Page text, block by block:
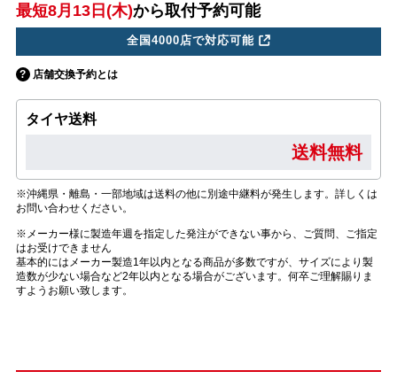
最短8月13日(木)から取付予約可能
全国4000店で対応可能
店舗交換予約とは
タイヤ送料
送料無料
※沖縄県・離島・一部地域は送料の他に別途中継料が発生します。詳しくは
お問い合わせください。
※メーカー様に製造年週を指定した発注ができない事から、ご質問、ご指定
はお受けできません
基本的にはメーカー製造1年以内となる商品が多数ですが、サイズにより製
造数が少ない場合など2年以内となる場合がございます。何卒ご理解賜りま
すようお願い致します。